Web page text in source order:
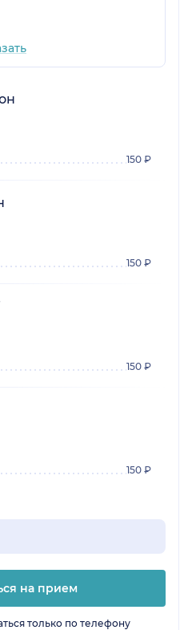
150 ₽
150 ₽
150 ₽
150 ₽
на прием
только по телефону